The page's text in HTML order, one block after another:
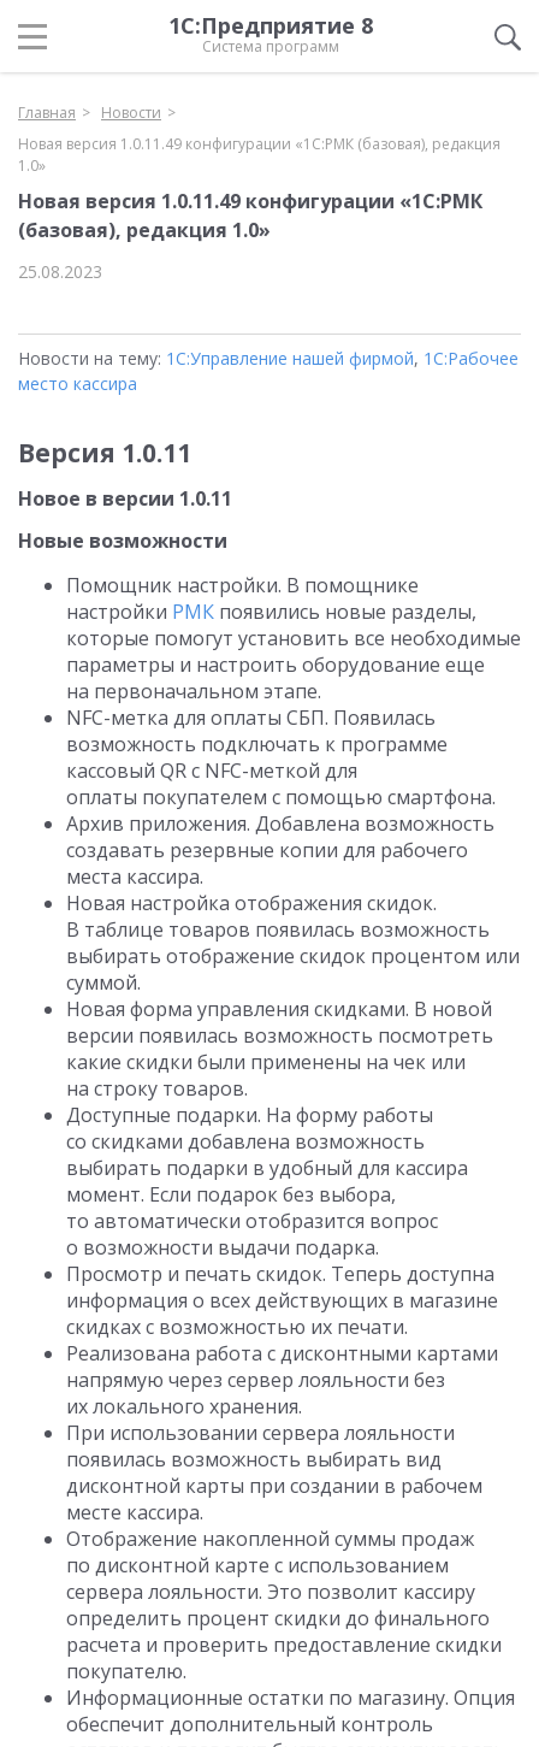
1С:Предприятие 8
Система программ
Главная
Новости
Новая версия 1.0.11.49 конфигурации «1С:РМК (базовая), редакция
1.0»
Новая версия 1.0.11.49 конфигурации «1С:РМК
(базовая), редакция 1.0»
25.08.2023
Новости на тему: 1С:Управление нашей фирмой, 1С:Рабочее
место кассира
Версия 1.0.11
Новое в версии 1.0.11
Новые возможности
Помощник настройки. В помощнике
настройки РМК появились новые разделы,
которые помогут установить все необходимые
параметры и настроить оборудование еще
на первоначальном этапе.
NFC-метка для оплаты СБП. Появилась
возможность подключать к программе
кассовый QR с NFC-меткой для
оплаты покупателем с помощью смартфона.
Архив приложения. Добавлена возможность
создавать резервные копии для рабочего
места кассира.
Новая настройка отображения скидок.
В таблице товаров появилась возможность
выбирать отображение скидок процентом или
суммой.
Новая форма управления скидками. В новой
версии появилась возможность посмотреть
какие скидки были применены на чек или
на строку товаров.
Доступные подарки. На форму работы
со скидками добавлена возможность
выбирать подарки в удобный для кассира
момент. Если подарок без выбора,
то автоматически отобразится вопрос
о возможности выдачи подарка.
Просмотр и печать скидок. Теперь доступна
информация о всех действующих в магазине
скидках с возможностью их печати.
Реализована работа с дисконтными картами
напрямую через сервер лояльности без
их локального хранения.
При использовании сервера лояльности
появилась возможность выбирать вид
дисконтной карты при создании в рабочем
месте кассира.
Отображение накопленной суммы продаж
по дисконтной карте с использованием
сервера лояльности. Это позволит кассиру
определить процент скидки до финального
расчета и проверить предоставление скидки
покупателю.
Информационные остатки по магазину. Опция
обеспечит дополнительный контроль